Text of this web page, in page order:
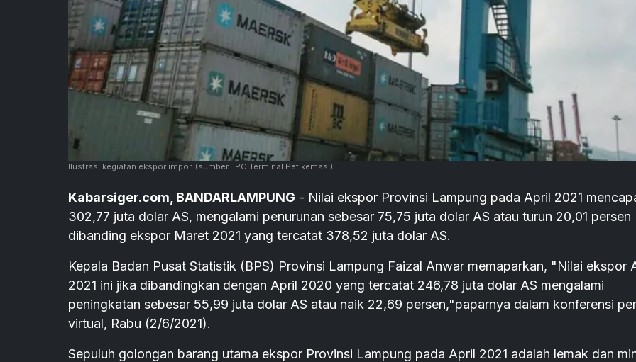
Ilustrasi kegiatan ekspor impor. (sumber: IPC Terminal Petikemas.)
Kabarsiger.com, BANDARLAMPUNG - Nilai ekspor Provinsi Lampung pada April 2021
302,77 juta dolar AS, mengalami penurunan sebesar 75,75 juta dolar AS atau turun 20,01 persen
dibanding ekspor Maret 2021 yang tercatat 378,52 juta dolar AS.
Kepala Badan Pusat Statistik (BPS) Provinsi Lampung Faizal Anwar memaparkan, "Nilai ekspor
2021 ini jika dibandingkan dengan April 2020 yang tercatat 246,78 juta dolar AS mengalami
peningkatan sebesar 55,99 juta dolar AS atau naik 22,69 persen,"paparnya dalam konferensi
virtual, Rabu (2/6/2021).
Sepuluh golongan barang utama ekspor Provinsi Lampung pada April 2021 adalah lemak dan